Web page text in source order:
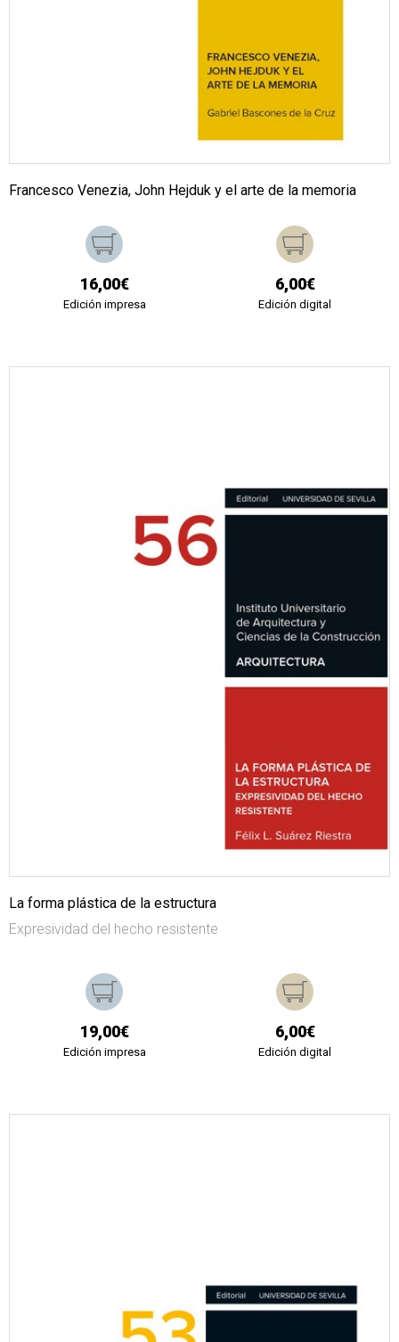
Francesco Venezia, John Hejduk y el arte de la memoria
16,00€
Edición impresa
6,00€
Edición digital
La forma plástica de la estructura
Expresividad del hecho resistente
19,00€
Edición impresa
6,00€
Edición digital